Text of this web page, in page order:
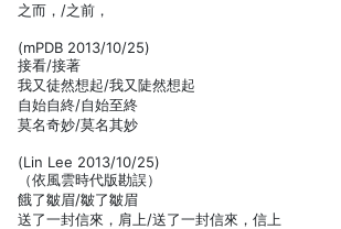
之而，/之前，
(mPDB 2013/10/25)
接看/接著
我又徒然想起/我又陡然想起
自始自終/自始至終
莫名奇妙/莫名其妙
(Lin Lee 2013/10/25)
（依風雲時代版勘誤）
餓了皺眉/皺了皺眉
送了一封信來，肩上/送了一封信來，信上